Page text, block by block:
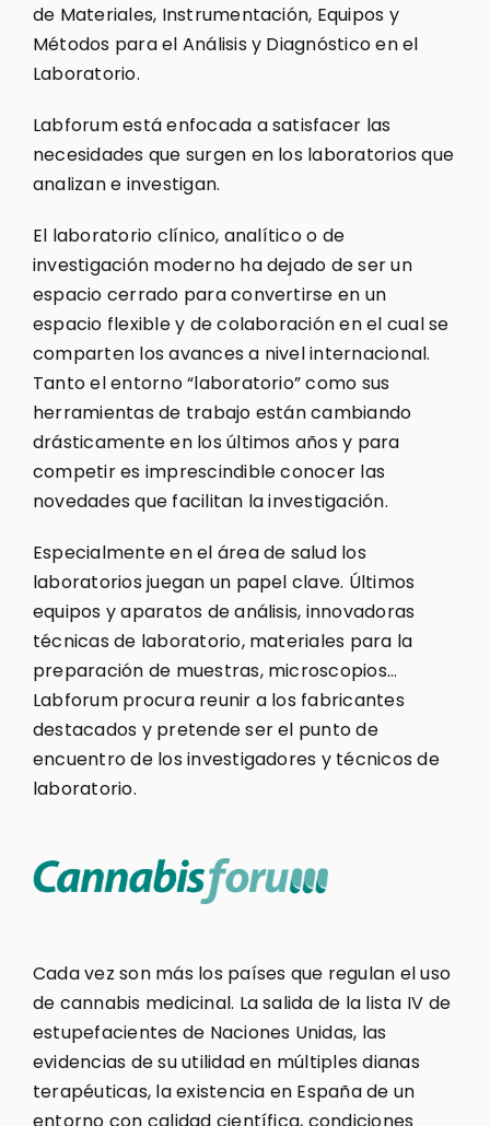
de Materiales, Instrumentación, Equipos y
Métodos para el Análisis y Diagnóstico en el
Laboratorio.
Labforum está enfocada a satisfacer las
necesidades que surgen en los laboratorios que
analizan e investigan.
El laboratorio clínico, analítico o de
investigación moderno ha dejado de ser un
espacio cerrado para convertirse en un
espacio flexible y de colaboración en el cual se
comparten los avances a nivel internacional.
Tanto el entorno “laboratorio” como sus
herramientas de trabajo están cambiando
drásticamente en los últimos años y para
competir es imprescindible conocer las
novedades que facilitan la investigación.
Especialmente en el área de salud los
laboratorios juegan un papel clave. Últimos
equipos y aparatos de análisis, innovadoras
técnicas de laboratorio, materiales para la
preparación de muestras, microscopios…
Labforum procura reunir a los fabricantes
destacados y pretende ser el punto de
encuentro de los investigadores y técnicos de
laboratorio.
Cada vez son más los países que regulan el uso
de cannabis medicinal. La salida de la lista IV de
estupefacientes de Naciones Unidas, las
evidencias de su utilidad en múltiples dianas
terapéuticas, la existencia en España de un